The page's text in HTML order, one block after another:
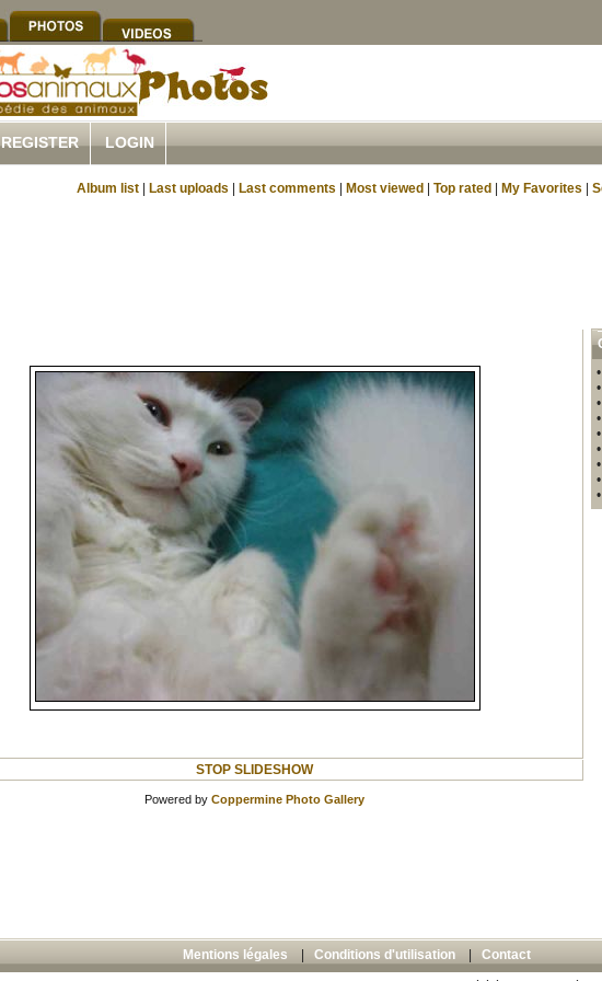
REGISTER LOGIN
Album list Last uploads Last comments Most viewed Top rated My Favorites
STOP SLIDESHOW
Powered by Coppermine Photo Gallery
•
•
•
•
Mentions légales Conditions d'utilisation Contact